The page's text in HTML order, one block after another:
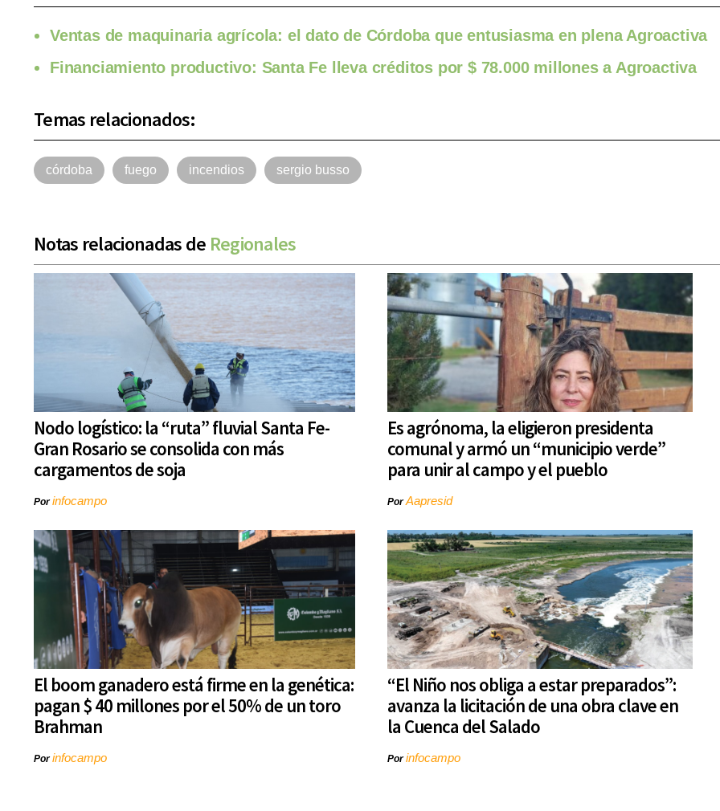
Ventas de maquinaria agrícola: el dato de Córdoba que entusiasma en plena Agroactiva
Financiamiento productivo: Santa Fe lleva créditos por $ 78.000 millones a Agroactiva
Temas relacionados:
córdoba fuego incendios sergio busso
Notas relacionadas de Regionales
Nodo logístico: la “ruta” fluvial Santa Fe-
Gran Rosario se consolida con más
cargamentos de soja
Porinfocampo
Es agrónoma, la eligieron presidenta
comunal y armó un “municipio verde”
para unir al campo y el pueblo
PorAapresid
El boom ganadero está firme en la genética:
pagan $ 40 millones por el 50% de un toro
Brahman
Porinfocampo
“El Niño nos obliga a estar preparados”:
avanza la licitación de una obra clave en
la Cuenca del Salado
Porinfocampo